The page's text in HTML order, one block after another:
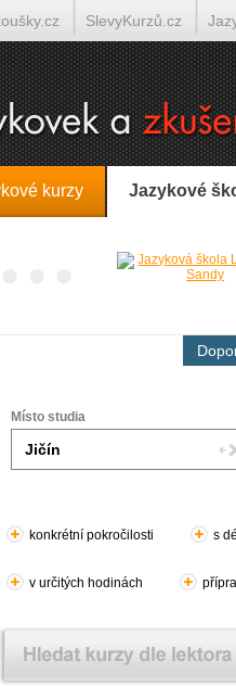
kurzy Jazykové
Místo studia
konkrétní pokročilosti s
v určitých hodinách
SlevyKurzů.cz
on-line Tlumočení-